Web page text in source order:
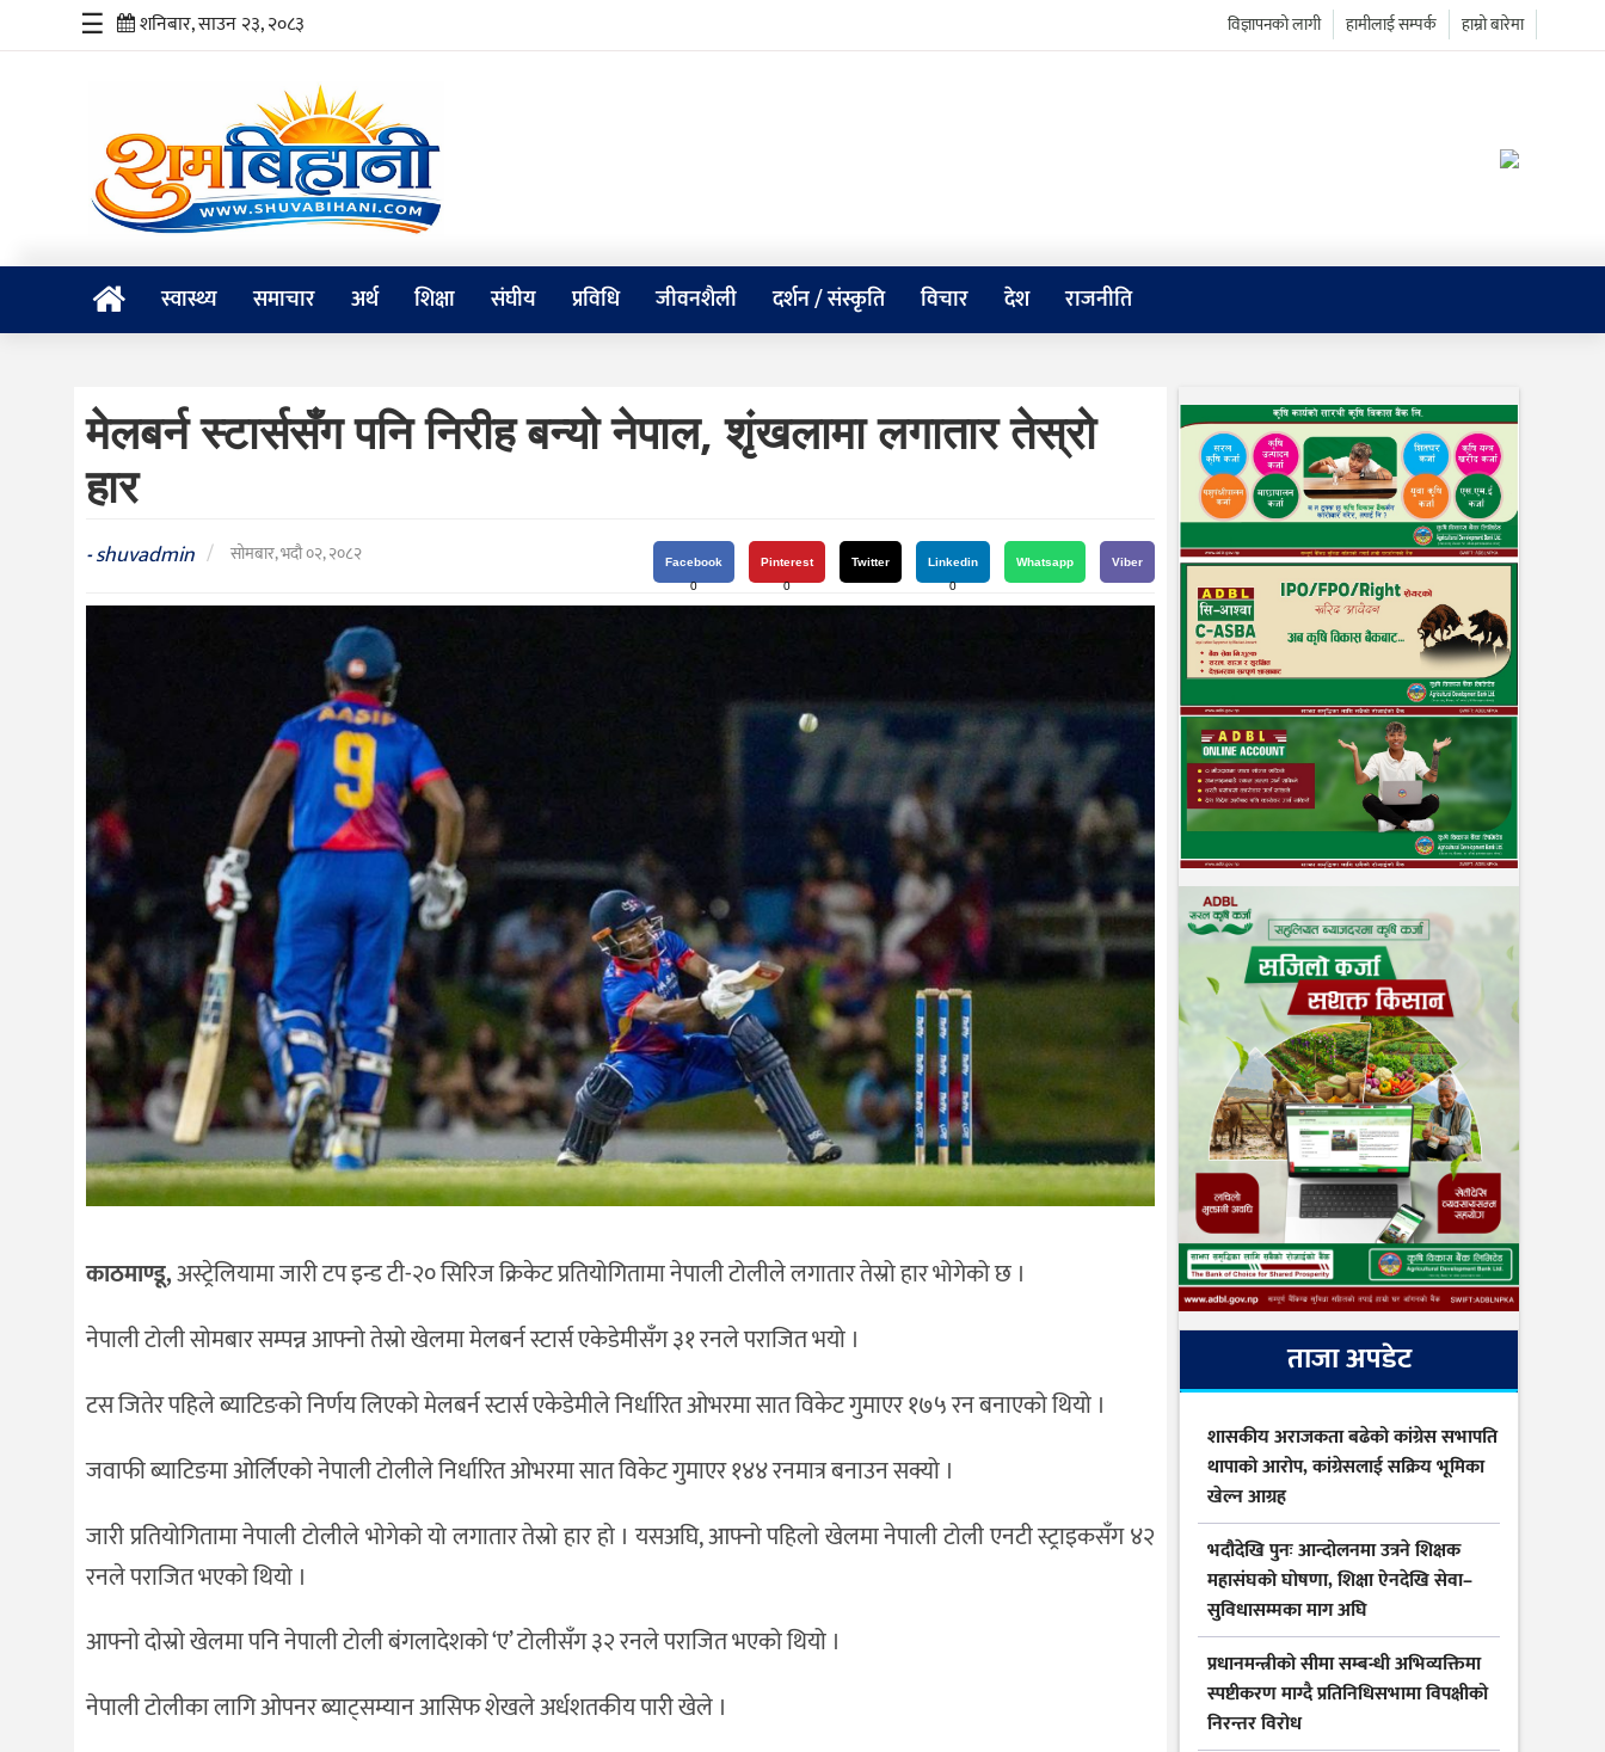
समाचार
संघीय
जीवनशैली
संस्कृति
विचार
☰ शनिबार, साउन २३, २०८३ हाम्रो बारेमा
हामीलाई सम्पर्क
विज्ञापनको लागी
स्वास्थ्य समाचार अर्थ शिक्षा संघीय प्रविधि जीवनशैली दर्शन / संस्कृति विचार देश राजनीति
मेलबर्न स्टार्ससँग पनि निरीह बन्यो नेपाल, शृंखलामा लगातार तेस्रो
हार
-shuvadmin / सोमबार, भदौ ०२, २०८२
Facebook
0
Pinterest
0
Twitter
Linkedin
0
Whatsapp Viber
काठमाण्डू,अस्ट्रेलियामा जारी टप इन्ड टी-२० सिरिज क्रिकेट प्रतियोगितामा नेपाली टोलीले लगातार तेस्रो हार भोगेको छ ।
नेपाली टोली सोमबार सम्पन्न आफ्नो तेस्रो खेलमा मेलबर्न स्टार्स एकेडेमीसँग ३१ रनले पराजित भयो ।
टस जितेर पहिले ब्याटिङको निर्णय लिएको मेलबर्न स्टार्स एकेडेमीले निर्धारित ओभरमा सात विकेट गुमाएर १७५ रन बनाएको थियो ।
जवाफी ब्याटिङमा ओर्लिएको नेपाली टोलीले निर्धारित ओभरमा सात विकेट गुमाएर १४४ रनमात्र बनाउन सक्यो ।
जारी प्रतियोगितामा नेपाली टोलीले भोगेको यो लगातार तेस्रो हार हो । यसअघि, आफ्नो पहिलो खेलमा नेपाली टोली एनटी स्ट्राइकसँग ४२
रनले पराजित भएको थियो ।
आफ्नो दोस्रो खेलमा पनि नेपाली टोली बंगलादेशको ‘ए’ टोलीसँग ३२ रनले पराजित भएको थियो ।
नेपाली टोलीका लागि ओपनर ब्याट्सम्यान आसिफ शेखले अर्धशतकीय पारी खेले ।
ताजा अपडेट
शासकीय अराजकता बढेको कांग्रेस सभापति
थापाको आरोप, कांग्रेसलाई सक्रिय भूमिका
खेल्न आग्रह
भदौदेखि पुनः आन्दोलनमा उत्रने शिक्षक
महासंघको घोषणा, शिक्षा ऐनदेखि सेवा–
सुविधासम्मका माग अघि
प्रधानमन्त्रीको सीमा सम्बन्धी अभिव्यक्तिमा
स्पष्टीकरण माग्दै प्रतिनिधिसभामा विपक्षीको
निरन्तर विरोध